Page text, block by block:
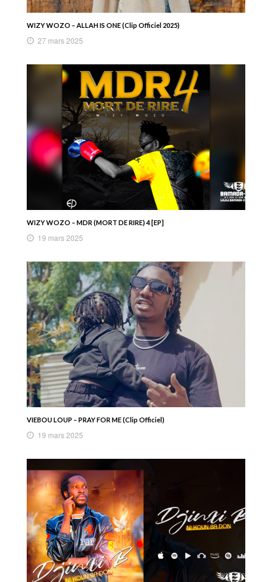
WIZY WOZO – ALLAH IS ONE (Clip Officiel 2025)
27 mars 2025
WIZY WOZO – MDR (MORT DE RIRE) 4 [EP]
19 mars 2025
VIEBOU LOUP – PRAY FOR ME (Clip Officiel)
19 mars 2025